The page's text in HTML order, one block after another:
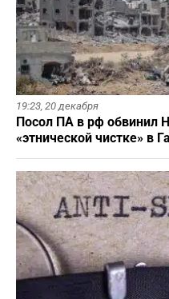
19:23, 20 декабря
Посол ПА в рф обвинил
«этнической чистке» в